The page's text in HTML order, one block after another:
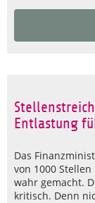
Entlastung
Das
von 1000
wahr gemacht.
kritisch. Denn